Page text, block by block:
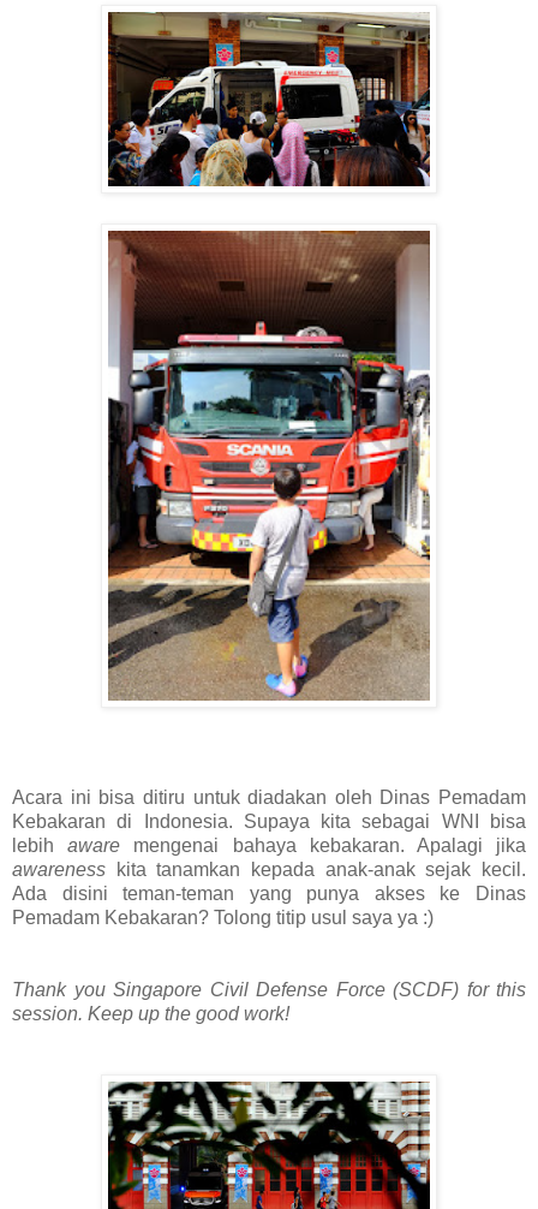
Acara ini bisa ditiru untuk diadakan oleh Dinas Pemadam
Kebakaran di Indonesia. Supaya kita sebagai WNI bisa
lebihaware mengenai bahaya kebakaran. Apalagi jika
awareness kita tanamkan kepada anak-anak sejak kecil.
Ada disini teman-teman yang punya akses ke Dinas
Pemadam Kebakaran? Tolong titip usul saya ya :)
Thank you Singapore Civil Defense Force (SCDF) for this
session. Keep up the good work!